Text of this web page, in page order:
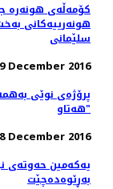
کۆمه‌ڵه‌ی هونه‌ره
هونه‌رییه‌کانی
سلێمانی
December 2016
پرۆژەی نوێی
ھەتاو"
December 2016
یەکەمین حەوتەی
بەڕێوەدەچێت